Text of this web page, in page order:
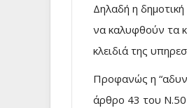
Δηλαδή η
να καλυφθούν τα
κλειδιά της
Προφανώς η
άρθρο 43 του